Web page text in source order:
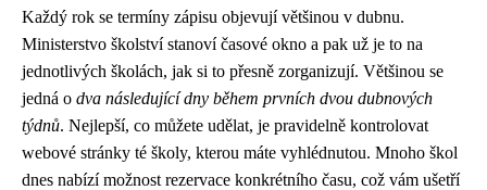
Každý rok se termíny zápisu objevují většinou v dubnu.
Ministerstvo školství stanoví časové okno a pak už je to na
jednotlivých školách, jak si to přesně zorganizují. Většinou se
jedná o dva následující dny během prvních dvou dubnových
týdnů. Nejlepší, co můžete udělat, je pravidelně kontrolovat
webové stránky té školy, kterou máte vyhlédnutou. Mnoho škol
dnes nabízí možnost rezervace konkrétního času, což vám ušetří